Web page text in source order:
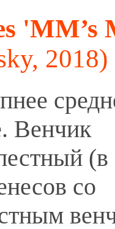
'MM’s
2018)
Венчик
(в
со